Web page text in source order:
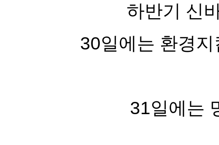
하반기 신
30일에는 환경
31일에는